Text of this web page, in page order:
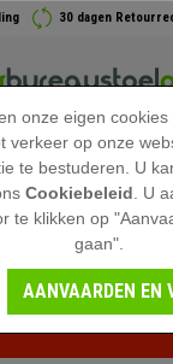
30 dagen
Zomeruitverkoop
voor een
onze eigen
verkeer op onze
te bestuderen. U
Cookiebeleid . U
te klikken op
gaan".
AANVAARDEN EN